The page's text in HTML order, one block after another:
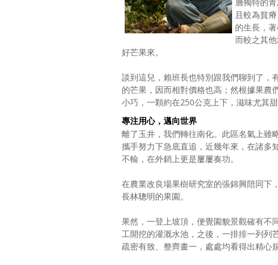
且較為貧
的生長，
而較之其
好芒果來。
談到這兒，賴班長也特別跟我們聊到了，
的芒果，因而相對價格也高；然根據果農
小巧，一顆約在250公克上下，滋味尤其
專注用心，邁向世界
離了玉井，我們轉往南化。此區名氣上雖
攜手努力下急底直追，近幾年來，在諸多
不輸，在外銷上更是屢屢奏功。
在農業改良場果樹研究室的張錦興陪同下
長林聰明的果園。
果然，一登上坡頂，便覺園貌景觀確有不
工開挖的灌溉水池，之後，一排排一列列
疏密有致、整齊畫一，處處均看得出精心